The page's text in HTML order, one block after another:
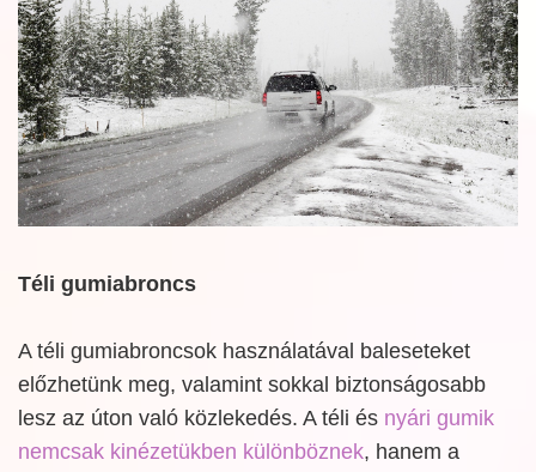
Téli gumiabroncs
A téli gumiabroncsok használatával baleseteket
előzhetünk meg, valamint sokkal biztonságosabb
lesz az úton való közlekedés. A téli és nyári gumik
nemcsak kinézetükben különböznek, hanem a